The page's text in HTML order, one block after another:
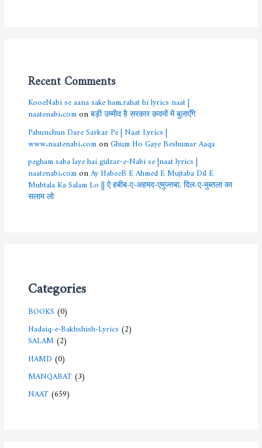
Recent Comments
KooeNabi se aana sake ham,rahat hi lyrics naat |
naatenabi.comonबड़ी उम्मीद है सरकार क़दमों में बुलाएँगे
Pahunchun Dare Sarkar Pe | Naat Lyrics |
www.naatenabi.comonGhum Ho Gaye Beshumar Aaqa
pegham saba laye hai gulzar-e-Nabi se |naat lyrics |
naatenabi.comonAy HabeeB E Ahmed E Mujtaba Dil E
Mubtala Ka Salam Lo || ऐ हबीब-ए-अहमद-एमुज्तबा, दिल-ए-मुब्तला का
सलाम लो
Categories
BOOKS(0)
Hadaiq-e-Bakhshish-Lyrics(2)
SALAM(2)
HAMD(0)
MANQABAT(3)
NAAT(659)